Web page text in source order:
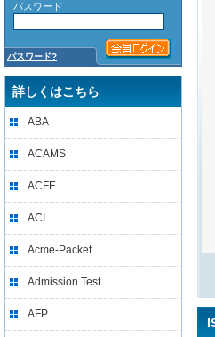
パスワード
パスワード?
詳しくはこちら
ABA
ACAMS
ACFE
ACI
Acme-Packet
Admission Test
AFP